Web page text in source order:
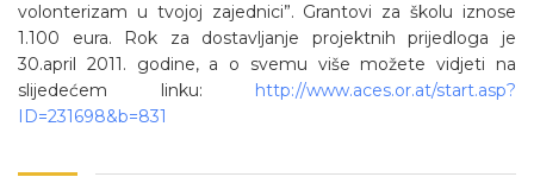
volonterizam u tvojoj zajednici”. Grantovi za školu iznose
1.100 eura. Rok za dostavljanje projektnih prijedloga je
30.april 2011. godine, a o svemu više možete vidjeti na
slijedećem linku: http://www.aces.or.at/start.asp?
ID=231698&b=831